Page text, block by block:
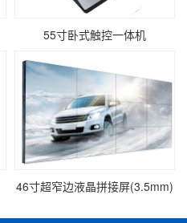
55寸卧式触控一体机
46寸超窄边液晶拼接屏(3.5mm)